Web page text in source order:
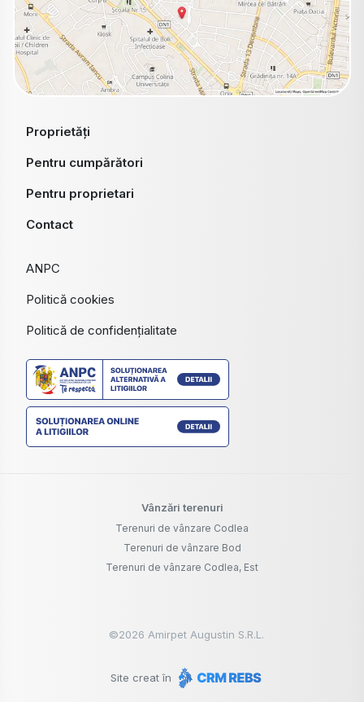
Proprietăți
Pentru cumpărători
Pentru proprietari
Contact
ANPC
Politică cookies
Politică de confidențialitate
Vânzări terenuri
Terenuri de vânzare Codlea
Terenuri de vânzare Bod
Terenuri de vânzare Codlea, Est
©2026 Amirpet Augustin S.R.L.
Site creat în